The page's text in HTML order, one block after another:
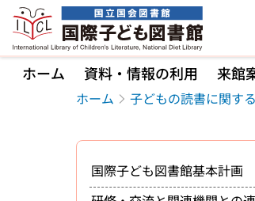
本文へ移動
ホーム 資料・情報の利用 来館
ホーム 子どもの読書に関す
国際子ども図書館基本計画